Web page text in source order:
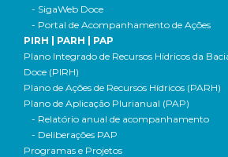
- SigaWeb Doce
- Portal de Acompanhamento de Ações
PIRH | PARH | PAP
Plano Integrado de Recursos Hídricos da
Doce (PIRH)
Plano de Ações de Recursos Hídricos (PARH)
Plano de Aplicação Plurianual (PAP)
- Relatório anual de acompanhamento
- Deliberações PAP
Programas e Projetos